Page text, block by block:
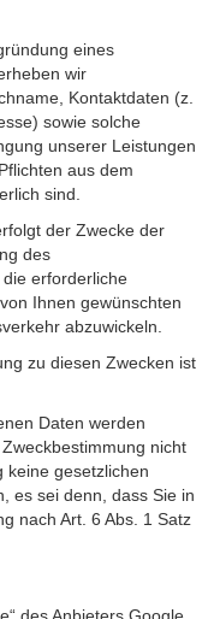
eines
wir
Kontaktdaten (z.
sowie solche
unserer Leistungen
aus dem
sind.
der Zwecke der
des
erforderliche
Ihnen gewünschten
abzuwickeln.
zu diesen Zwecken ist
Daten werden
nicht
keine gesetzlichen
es sei denn, dass Sie in
nach Art. 6 Abs. 1 Satz